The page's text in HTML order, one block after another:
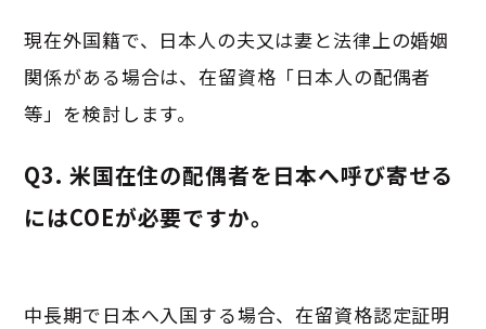
現在外国籍で、日本人の夫又は妻と法律上の婚姻
関係がある場合は、在留資格「日本人の配偶者
等」を検討します。
Q3. 米国在住の配偶者を日本へ呼び寄せる
にはCOEが必要ですか。
中長期で日本へ入国する場合、在留資格認定証明